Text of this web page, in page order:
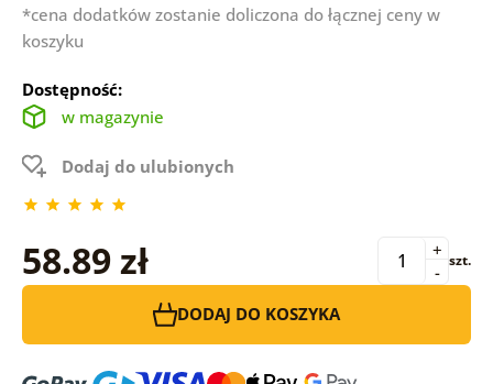
*cena dodatków zostanie doliczona do łącznej ceny w
koszyku
Dostępność:
w magazynie
Dodaj do ulubionych
58.89 zł -
+ szt.
DODAJ DO KOSZYKA